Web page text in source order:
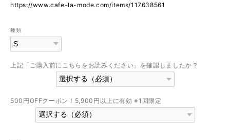
https://www.cafe-la-mode.com/items/117638561
種類
上記「ご購入前にこちらをお読みください」を確認しましたか？
500円OFFクーポン！5,900円以上に有効 ※1回限定